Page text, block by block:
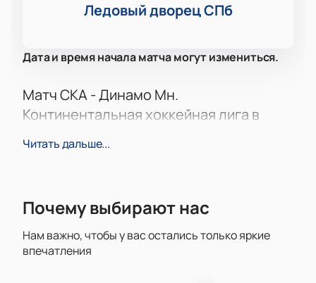
Ледовый дворец СПб
Дата и время начала матча могут измениться.
Матч СКА - Динамо Мн.
Континентальная хоккейная лига в
Встреча между командами СКА и Динамо Минск —
игра: каждый поединок этих соперников
превращается в настоящее шоу, собирает полные
трибуны и дарит сильные эмоции фанатам.
Атмосфера на стадионе всегда наполнена
Читать дальше...
Почему выбирают нас
Нам важно, чтобы у вас остались только яркие
впечатления